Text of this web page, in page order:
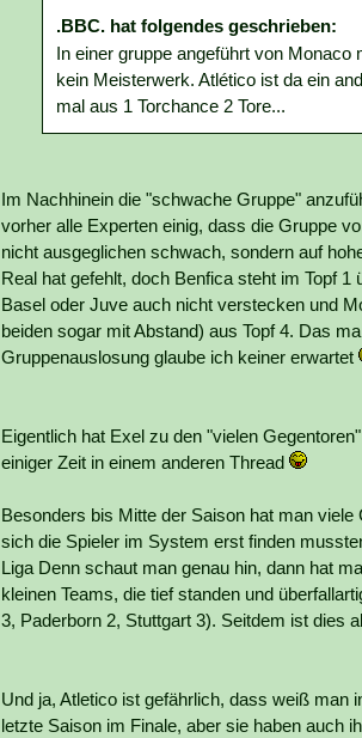
.BBC. hat folgendes geschrieben:
In einer gruppe angeführt von Monaco
kein Meisterwerk. Atlético ist da ein
mal aus 1 Torchance 2 Tore...
Im Nachhinein die "schwache Gruppe"
vorher alle Experten einig, dass die Gruppe
nicht ausgeglichen schwach, sondern auf
Real hat gefehlt, doch Benfica steht im Topf
Basel oder Juve auch nicht verstecken und
beiden sogar mit Abstand) aus Topf 4. Das
Gruppenauslosung glaube ich keiner erwartet
Eigentlich hat Exel zu den "vielen
einiger Zeit in einem anderen Thread
Besonders bis Mitte der Saison hat man
sich die Spieler im System erst finden
Liga Denn schaut man genau hin, dann hat
kleinen Teams, die tief standen und
3, Paderborn 2, Stuttgart 3). Seitdem ist dies
Und ja, Atletico ist gefährlich, dass weiß man
letzte Saison im Finale, aber sie haben auch